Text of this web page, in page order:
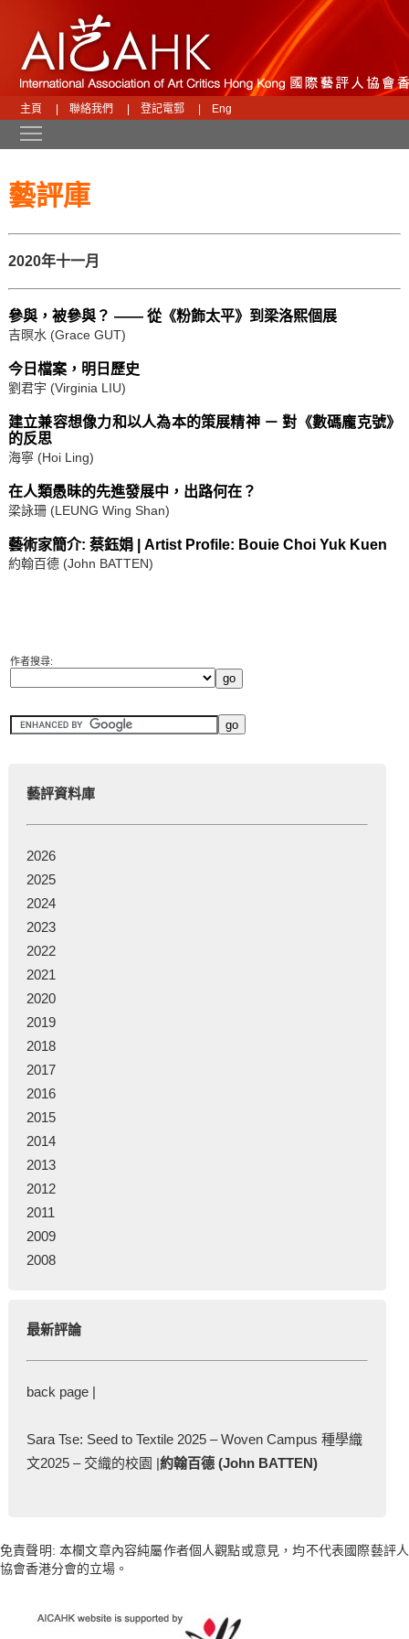
主頁 聯絡我們 登記電郵 Eng
藝評庫
2020年十一月
參與，被參與？ —— 從《粉飾太平》到梁洛熙個展
吉暝水 (Grace GUT)
今日檔案，明日歷史
劉君宇 (Virginia LIU)
建立兼容想像力和以人為本的策展精神 － 對《數碼龐克號》
的反思
海寧 (Hoi Ling)
在人類愚昧的先進發展中，出路何在？
梁詠珊 (LEUNG Wing Shan)
藝術家簡介: 蔡鈺娟 | Artist Profile: Bouie Choi Yuk Kuen
約翰百德 (John BATTEN)
作者搜尋:
藝評資料庫
2026
2025
2024
2023
2022
2021
2020
2019
2018
2017
2016
2015
2014
2013
2012
2011
2009
2008
最新評論
back page |
Sara Tse: Seed to Textile 2025 – Woven Campus 種學織
文2025 – 交織的校園 |約翰百德 (John BATTEN)
免責聲明: 本欄文章內容純屬作者個人觀點或意見，均不代表國際藝評人
協會香港分會的立場。